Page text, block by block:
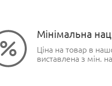
Мінімальна
Ціна на товар в
виставлена з мін.